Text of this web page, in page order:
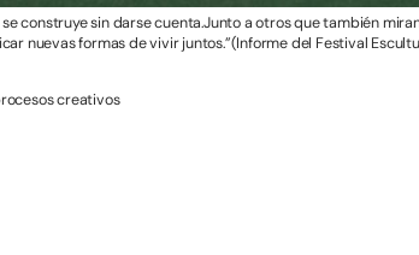
construye sin darse cuenta.Junto a otros que también
nuevas formas de vivir juntos.”(Informe del Festival
creativos